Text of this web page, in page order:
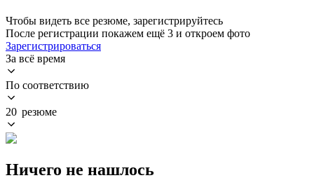
Чтобы видеть все резюме, зарегистрируйтесь
После регистрации покажем ещё 3 и откроем фото
Зарегистрироваться
За всё время
По соответствию
20 резюме
Ничего не нашлось